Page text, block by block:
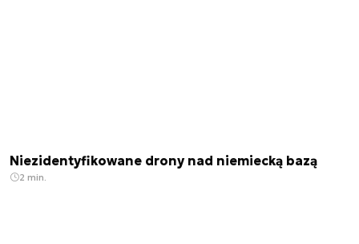
Niezidentyfikowane drony nad niemiecką bazą
2 min.